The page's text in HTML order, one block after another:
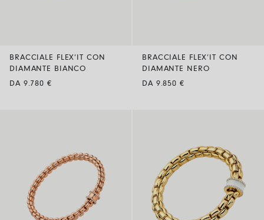
BRACCIALE FLEX’IT CON
DIAMANTE BIANCO
DA 9.780 €
BRACCIALE FLEX’IT CON
DIAMANTE NERO
DA 9.850 €